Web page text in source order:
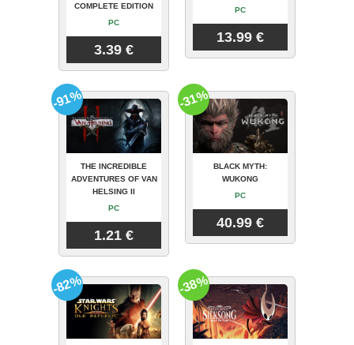
COMPLETE EDITION
PC
3.39 €
PC
13.99 €
THE INCREDIBLE
ADVENTURES OF VAN
HELSING II
PC
1.21 €
-91%
BLACK MYTH:
WUKONG
PC
40.99 €
-31%
-82% -38%